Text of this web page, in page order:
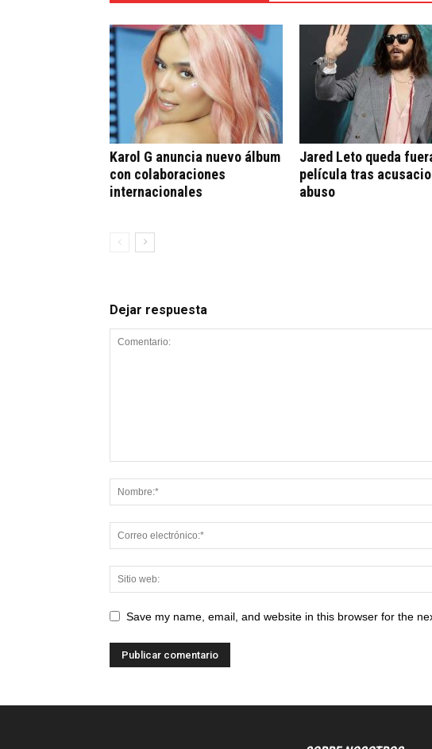
Karol G anuncia nuevo álbum
con colaboraciones
internacionales
Jared Leto queda
película tras
abuso
Dejar respuesta
Save my name, email, and website in this browser for the